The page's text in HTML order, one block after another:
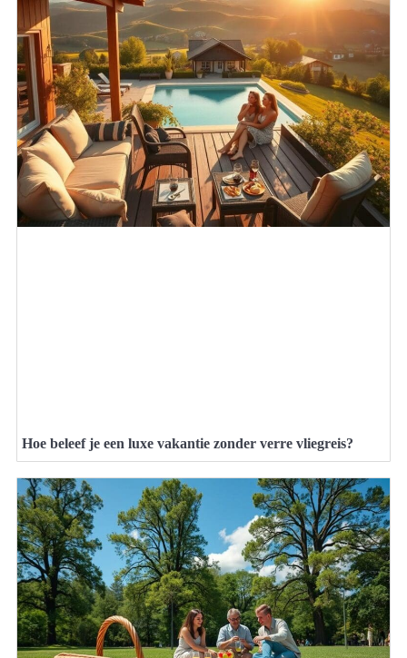
Hoe beleef je een luxe vakantie zonder verre vliegreis?